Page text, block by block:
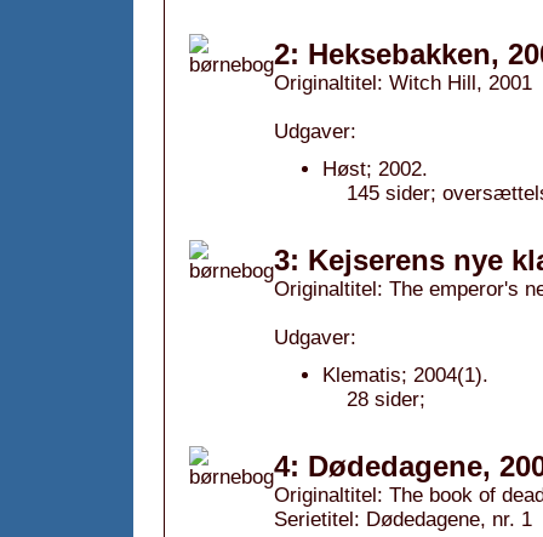
2: Heksebakken,
Originaltitel: Witch Hill, 2001
Udgaver:
Høst; 2002.
145 sider;
3: Kejserens nye
Originaltitel: The emperor's
Udgaver:
Klematis; 2004(1).
28 sider;
4: Dødedagene,
Originaltitel: The book of
Serietitel: Dødedagene, nr. 1